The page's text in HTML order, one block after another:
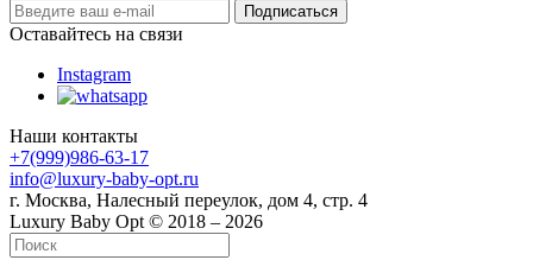
Оставайтесь на связи
Instagram
Наши контакты
+7(999)986-63-17
info@luxury-baby-opt.ru
г. Москва, Налесный переулок, дом 4, стр. 4
Luxury Baby Opt © 2018 – 2026